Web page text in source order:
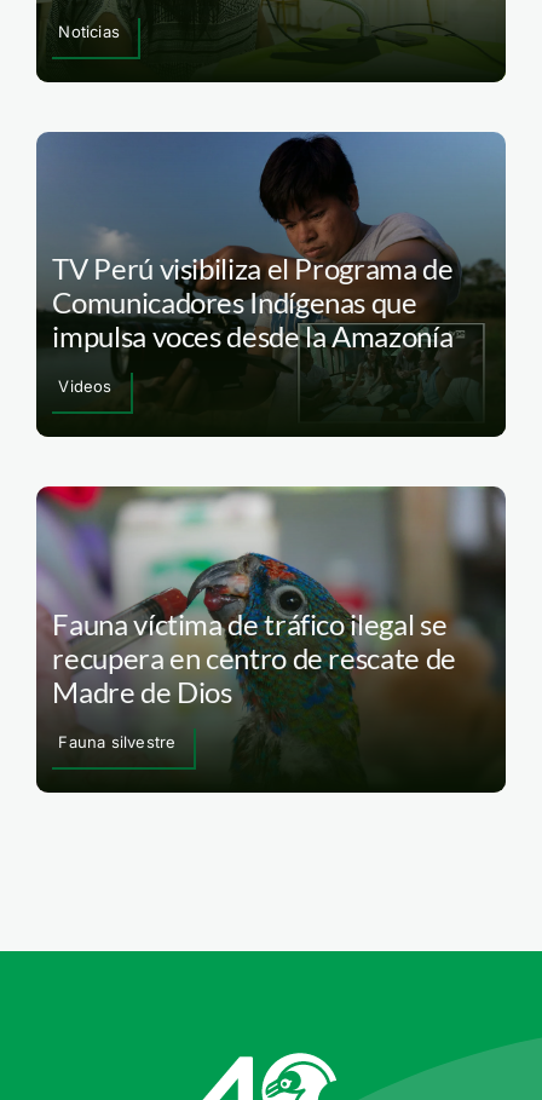
Noticias
TV Perú visibiliza el Programa de
Comunicadores Indígenas que
impulsa voces desde la Amazonía
Videos
Fauna víctima de tráfico ilegal se
recupera en centro de rescate de
Madre de Dios
Fauna silvestre